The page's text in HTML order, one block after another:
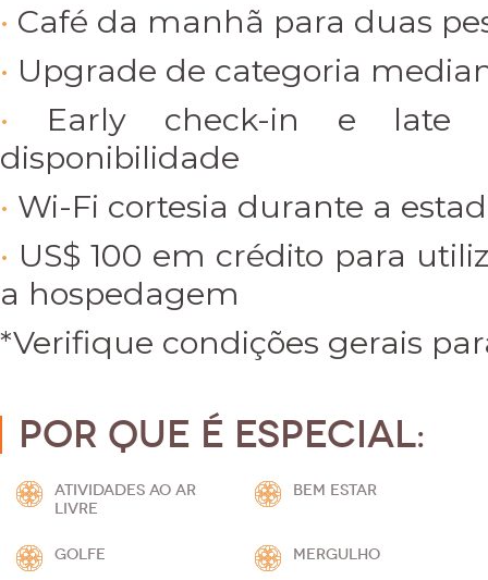
Café da manhã para duas
Upgrade de categoria
Early check-in e late
disponibilidade
Wi-Fi cortesia durante a
US$ 100 em crédito para
a hospedagem
*Verifique condições gerais
Por que é especial:
ATIVIDADES AO AR
LIVRE
BEM ESTAR
GOLFE MERGULHO